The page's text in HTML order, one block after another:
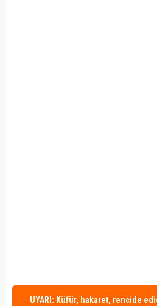
UYARI: Küfür, hakaret, rencide